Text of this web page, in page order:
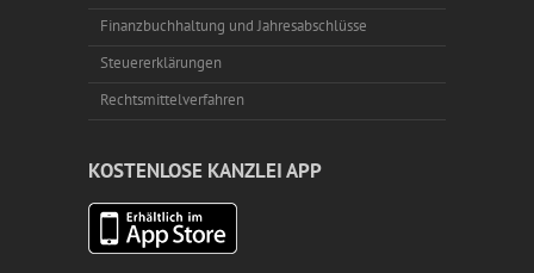
Finanzbuchhaltung und Jahresabschlüsse
Steuererklärungen
Rechtsmittelverfahren
KOSTENLOSE KANZLEI APP